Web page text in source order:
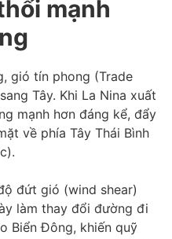
mạnh
gió tín phong (Trade
Tây. Khi La Nina xuất
mạnh hơn đáng kể, đẩy
về phía Tây Thái Bình
đứt gió (wind shear)
làm thay đổi đường đi
Biển Đông, khiến quỹ